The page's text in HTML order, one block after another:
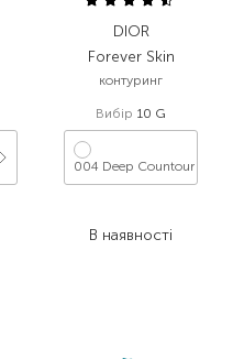
DIOR
Forever Skin
контуринг
Вибір 10 G
004 Deep Countour
В наявності